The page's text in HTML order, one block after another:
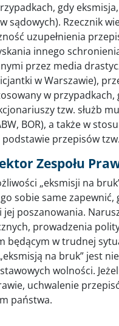
gdy
sądowych). Rzecznik
uzupełnienia
innego
przez media
w Warszawie),
w
tzw. służb
BOR), a także w
podstawie przepisów
Zespołu
„eksmisji na
sobie same zapewnić,
poszanowania.
prowadzenia
będącym w trudnej
na bruk” jest
wolności.
uchwalenie
państwa.